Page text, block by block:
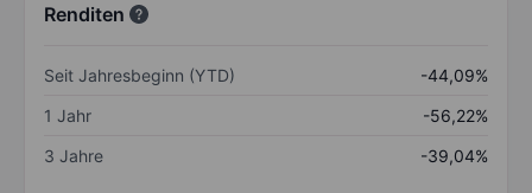
Renditen
Seit Jahresbeginn (YTD)
-44,09%
1 Jahr
-56,22%
3 Jahre
-39,04%